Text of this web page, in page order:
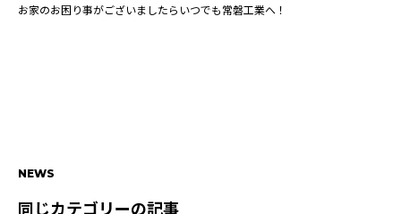
お家のお困り事がございましたらいつでも常磐工業へ！
NEWS
同じカテゴリーの記事